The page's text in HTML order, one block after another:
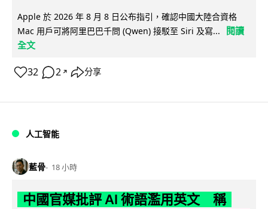
Apple 於 2026 年 8 月 8 日公布指引，確認中國大陸合資格
Mac 用戶可將阿里巴巴千問 (Qwen) 接駁至 Siri 及寫...
閱讀
全文
32 2 ↗ 分享
人工智能
藍骨 18 小時
中國官媒批評 AI 術語濫用英文 稱